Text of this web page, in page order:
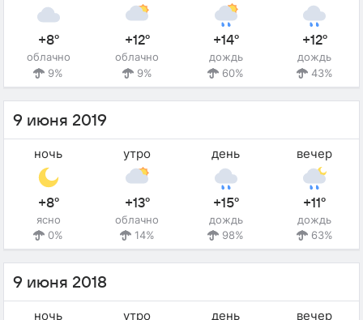
+8°
облачно
9%
+12°
облачно
9%
+14°
дождь
60%
+12°
дождь
43%
9 июня 2019
ночь
+8°
ясно
0%
утро
+13°
облачно
14%
день
+15°
дождь
98%
вечер
+11°
дождь
63%
9 июня 2018
ночь утро день вечер